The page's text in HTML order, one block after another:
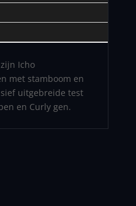
Icho
met stamboom en
uitgebreide test
en Curly gen.